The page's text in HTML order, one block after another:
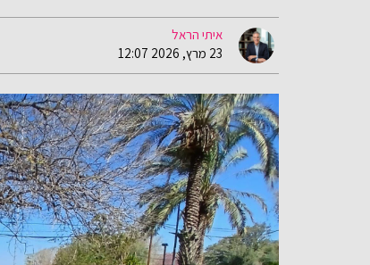
איתי הראל
23 מרץ, 2026 12:07